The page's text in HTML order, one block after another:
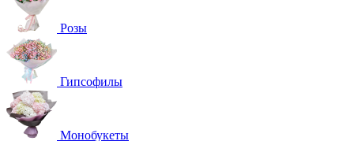
Розы
Гипсофилы
Монобукеты